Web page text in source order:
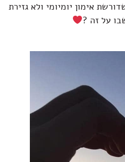
אימון יומיומי ולא גזירת
על זה ?⁦